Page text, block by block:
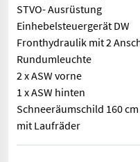
STVO- Ausrüstung
Einhebelsteuergerät DW
Fronthydraulik mit 2
Rundumleuchte
2 x ASW vorne
1 x ASW hinten
Schneeräumschild 160
mit Laufräder
John Deere 3025E